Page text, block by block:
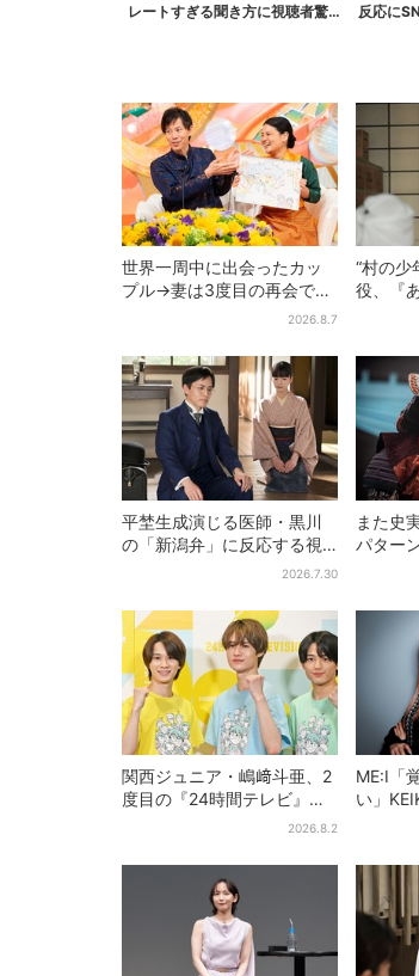
レートすぎる聞き方に視聴者驚き
反応に
世界一周中に出会ったカッ
プル→妻は3度目の再会で
「夫の顔の良さを認識」ジ
2026.8.7
“村の少
役、『
的だ
平埜生成演じる医師・黒川
の「新潟弁」に反応する視
聴者続出「グッときた」2026.7.30
また史
パター
は、あ
関西ジュニア・嶋﨑斗亜、2
度目の『24時間テレビ』
へ…ほかのメンバーに助言2026.8.2
ME:I「
い」
語る